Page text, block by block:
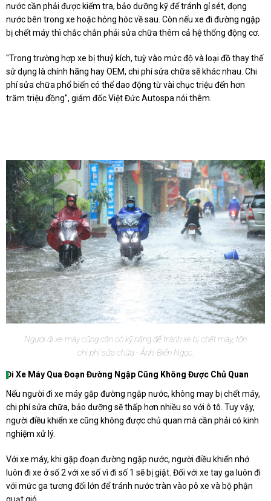
nước cần phải được kiểm tra, bảo dưỡng kỹ để tránh gỉ sét, đọng
nước bên trong xe hoặc hỏng hóc về sau. Còn nếu xe đi đường ngập
bị chết máy thì chắc chắn phải sửa chữa thêm cả hệ thống động cơ.
"Trong trường hợp xe bị thuỷ kích, tuỳ vào mức độ và loại đồ thay thế
sử dụng là chính hãng hay OEM, chi phí sửa chữa sẽ khác nhau. Chi
phí sửa chữa phổ biến có thể dao động từ vài chục triệu đến hơn
trăm triệu đồng", giám đốc Việt Đức Autospa nói thêm.
Người đi xe máy cũng cần có kỹ năng để tránh xe bị chết máy, tốn
chi phí sửa chữa - Ảnh: Biển Ngọc.
Đi Xe Máy Qua Đoạn Đường Ngập Cũng Không Được Chủ Quan
Nếu người đi xe máy gặp đường ngập nước, không may bị chết máy,
chi phí sửa chữa, bảo dưỡng sẽ thấp hơn nhiều so với ô tô. Tuy vậy,
người điều khiển xe cũng không được chủ quan mà cần phải có kinh
nghiệm xử lý.
Với xe máy, khi gặp đoạn đường ngập nước, người điều khiển nhớ
luôn đi xe ở số 2 với xe số vì đi số 1 sẽ bị giật. Đối với xe tay ga luôn đi
với mức ga tương đối lớn để tránh nước tràn vào pô xe và bộ phận